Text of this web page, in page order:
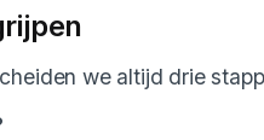
we altijd drie